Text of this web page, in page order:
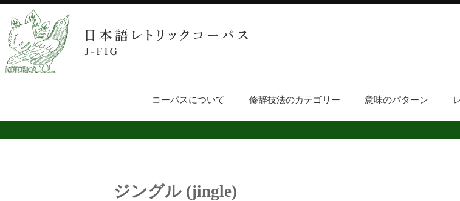
コーパスについて 修辞技法のカテゴリー 意味のパターン
ジングル (jingle)